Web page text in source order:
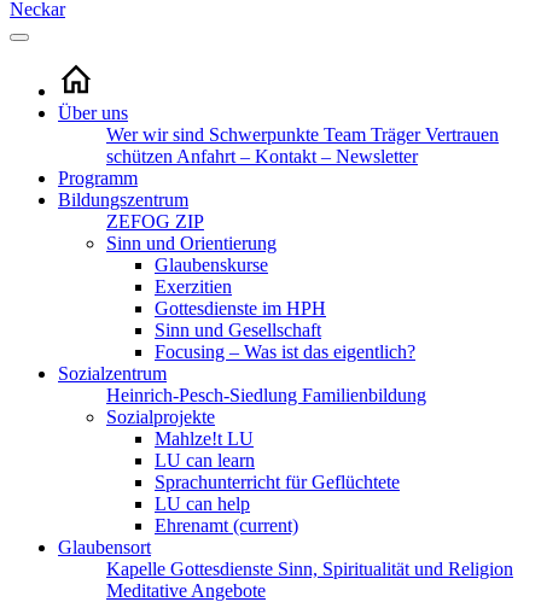
Über uns
Wer wir sind Schwerpunkte Team TrägerVertrauen
schützen Anfahrt – Kontakt – Newsletter
Programm
Bildungszentrum
ZEFOG ZIP
Sinn und Orientierung
Glaubenskurse
Exerzitien
Gottesdienste im HPH
Sinn und Gesellschaft
Focusing – Was ist das eigentlich?
Sozialzentrum
Heinrich-Pesch-Siedlung Familienbildung
Sozialprojekte
Mahlze!t LU
LU can learn
Sprachunterricht für Geflüchtete
LU can help
Ehrenamt (current)
Glaubensort
Kapelle Gottesdienste Sinn, Spiritualität und Religion
Meditative Angebote